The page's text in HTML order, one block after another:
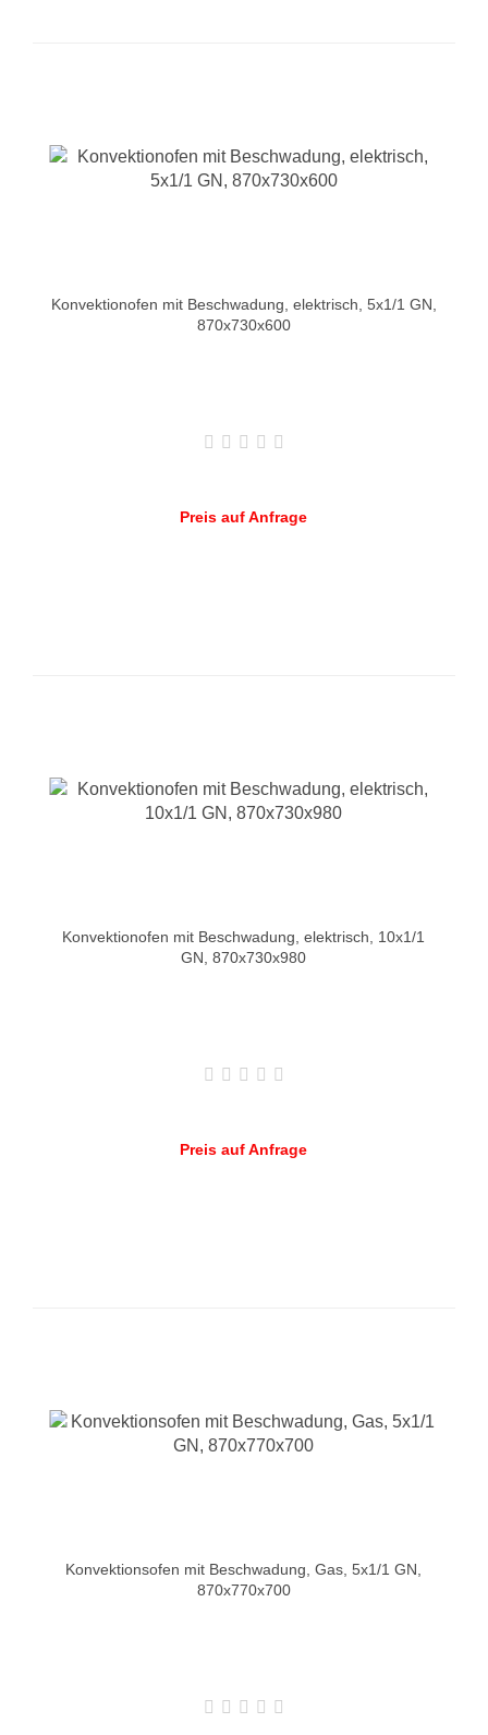
Konvektionofen mit Beschwadung, elektrisch, 5x1/1 GN,
870x730x600
Preis auf Anfrage
Konvektionofen mit Beschwadung, elektrisch, 10x1/1
GN, 870x730x980
Preis auf Anfrage
Konvektionsofen mit Beschwadung, Gas, 5x1/1 GN,
870x770x700